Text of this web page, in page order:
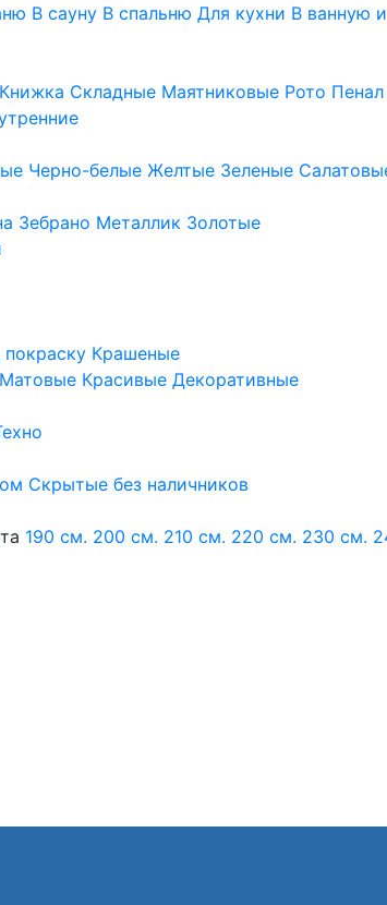
В сауну В спальню Для кухни В ванную
Книжка Складные Маятниковые Рото Пенал
Черно-белые Желтые Зеленые
Зебрано Металлик Золотые
Крашеные
Матовые Красивые Декоративные
Скрытые без наличников
190 см. 200 см. 210 см. 220 см. 230 см.